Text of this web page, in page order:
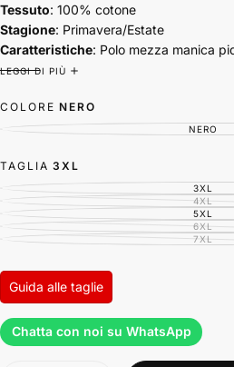
Tessuto: 100% cotone
Stagione: Primavera/Estate
Caratteristiche: Polo mezza manica
petto.
LEGGI DI PIÙ
COLORE NERO
NERO
TAGLIA 3XL
3XL
O
NON
4XL
O
NON
5XL
O
NON
6XL
O
7XL
Guida alle taglie
Chatta con noi su WhatsApp